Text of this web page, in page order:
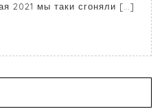
2021 мы таки сгоняли […]